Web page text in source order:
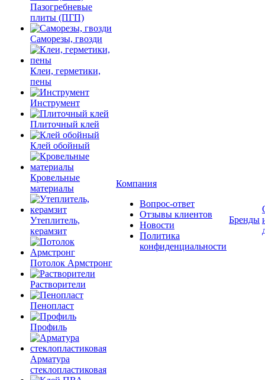
Пазогребневые
плиты (ПГП)
Саморезы, гвозди
Клеи, герметики,
пены
Инструмент
Плиточный клей
Клей обойный
Кровельные
материалы
Утеплитель,
керамзит
Потолок Армстронг
Растворители
Пенопласт
Профиль
Арматура
стеклопластиковая
Компания
Вопрос-ответ
Отзывы клиентов
Новости
Политика
конфиденциальности
Бренды